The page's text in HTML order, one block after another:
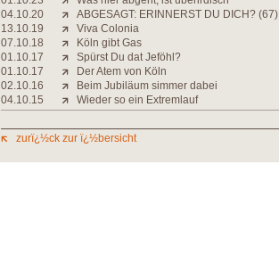
04.10.20
ABGESAGT: ERINNERST DU DICH? (67)
13.10.19
Viva Colonia
07.10.18
Köln gibt Gas
01.10.17
Spürst Du dat Jeföhl?
01.10.17
Der Atem von Köln
02.10.16
Beim Jubiläum simmer dabei
04.10.15
Wieder so ein Extremlauf
zurï¿½ck zur ï¿½bersicht